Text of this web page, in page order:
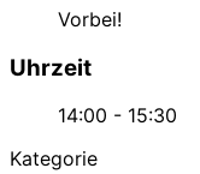
Vorbei!
Uhrzeit
14:00 - 15:30
Kategorie